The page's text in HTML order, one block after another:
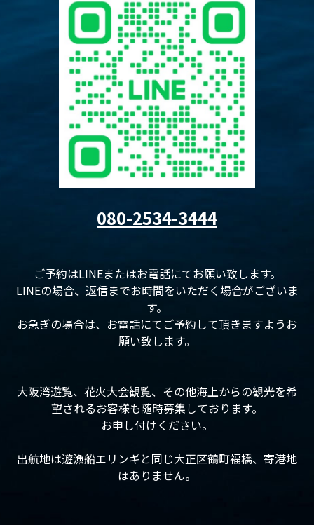
080-2534-3444
ご予約はLINEまたはお電話にてお願い致します。
LINEの場合、返信までお時間をいただく場合がございま
す。
お急ぎの場合は、お電話にてご予約して頂きますようお
願い致します。
大阪湾遊覧、花火大会観覧、その他海上からの観光を希
望されるお客様も随時募集しております。
お申し付けください。
出航地は遊漁船エリンギと同じ大正区鶴町福橋、寄港地
はありません。